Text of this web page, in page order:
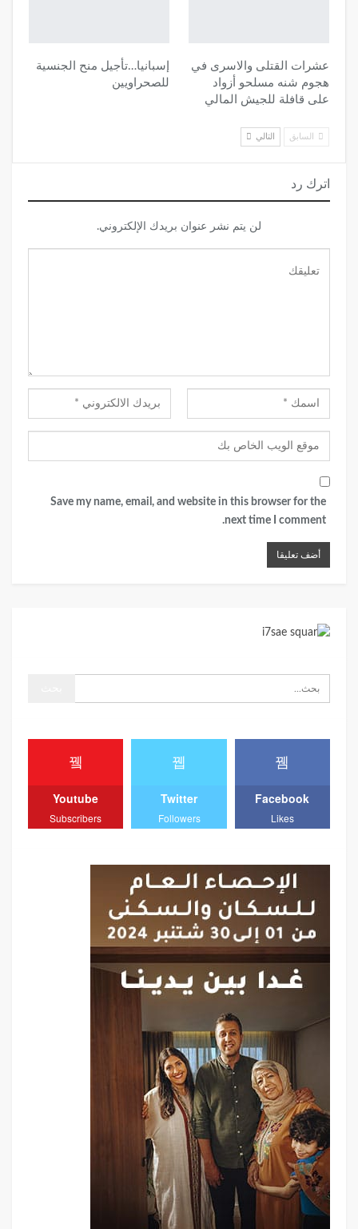
عشرات القتلى والاسرى في
هجوم شنه مسلحو أزواد
على قافلة للجيش المالي
إسبانيا…تأجيل منح الجنسية
للصحراويين
السابق التالي
اترك رد
لن يتم نشر عنوان بريدك الإلكتروني.
Save my name, email, and website in this browser for the
next time I comment.
Facebook
Likes
Twitter
Followers
Youtube
Subscribers